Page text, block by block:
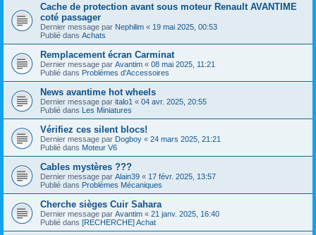
Cache de protection avant sous moteur Renault AVANTIME
coté passager
Dernier message par Nephilim « 19 mai 2025, 00:53
Publié dans Achats
Remplacement écran Carminat
Dernier message par Avantim « 08 mai 2025, 11:21
Publié dans Problèmes d'Accessoires
News avantime hot wheels
Dernier message par italo1 « 04 avr. 2025, 20:55
Publié dans Les Miniatures
Vérifiez ces silent blocs!
Dernier message par Dogboy « 24 mars 2025, 21:21
Publié dans Moteur V6
Cables mystères ???
Dernier message par Alain39 « 17 févr. 2025, 13:57
Publié dans Problèmes Mécaniques
Cherche sièges Cuir Sahara
Dernier message par Avantim « 21 janv. 2025, 16:40
Publié dans [RECHERCHE] Achat